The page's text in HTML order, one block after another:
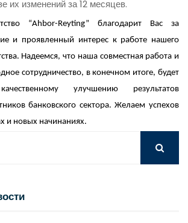
их изменений за 12 месяцев.
“Ahbor-Reyting” благодарит Вас за
и проявленный интерес к работе нашего
Надеемся, что наша совместная работа и
сотрудничество, в конечном итоге, будет
улучшению результатов
банковского сектора. Желаем успехов
и новых начинаниях.